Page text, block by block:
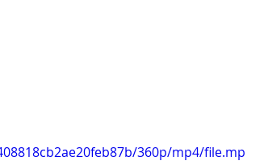
360p/mp4/file.mp